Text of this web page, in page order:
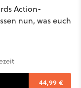
Action-
nun, was euch
44,99 €